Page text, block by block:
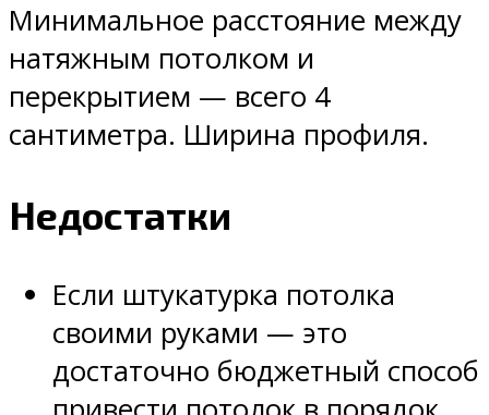
Минимальное расстояние между
натяжным потолком и
перекрытием — всего 4
сантиметра. Ширина профиля.
Недостатки
Если штукатурка потолка
своими руками — это
достаточно бюджетный способ